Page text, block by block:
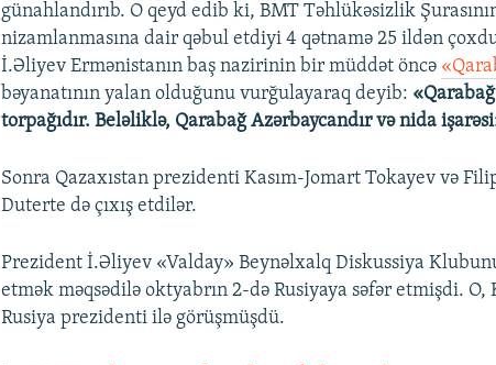
günahlandırıb. O qeyd edib ki, BMT Təhlükəsizlik
nizamlanmasına dair qəbul etdiyi 4 qətnamə 25 ildən
İ.Əliyev Ermənistanın baş nazirinin bir müddət öncə
bəyanatının yalan olduğunu vurğulayaraq deyib:
torpağıdır. Beləliklə, Qarabağ Azərbaycandır və nida
Sonra Qazaxıstan prezidenti Kasım-Jomart Tokayev və
Duterte də çıxış etdilər.
Prezident İ.Əliyev «Valday» Beynəlxalq Diskussiya
etmək məqsədilə oktyabrın 2-də Rusiyaya səfər etmişdi. O,
Rusiya prezidenti ilə görüşmüşdü.